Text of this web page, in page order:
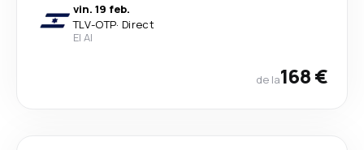
vin. 19 feb.
TLV-OTP· Direct
El Al
de la168 €